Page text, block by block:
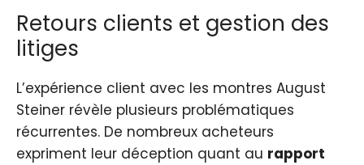
Retours clients et gestion des
litiges
L’expérience client avec les montres August
Steiner révèle plusieurs problématiques
récurrentes. De nombreux acheteurs
expriment leur déception quant au rapport